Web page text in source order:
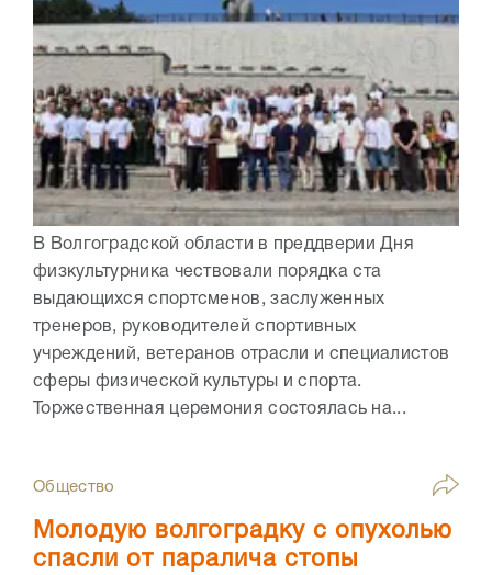
В Волгоградской области в преддверии Дня
физкультурника чествовали порядка ста
выдающихся спортсменов, заслуженных
тренеров, руководителей спортивных
учреждений, ветеранов отрасли и специалистов
сферы физической культуры и спорта.
Торжественная церемония состоялась на...
Общество
Молодую волгоградку с опухолью
спасли от паралича стопы